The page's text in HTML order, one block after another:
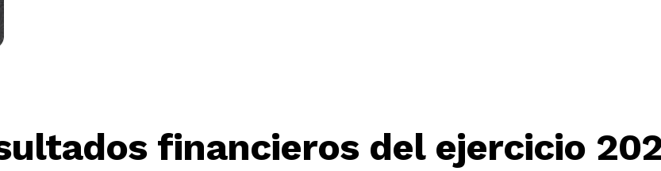
financieros del ejercicio